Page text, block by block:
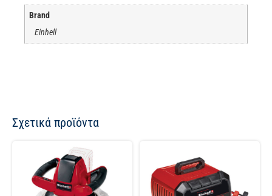
Brand
Einhell
Σχετικά προϊόντα